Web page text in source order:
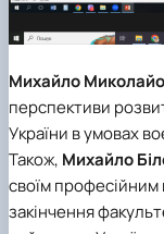
Михайло
перспективи
України в умовах
Також, Михайло
своїм
закінчення